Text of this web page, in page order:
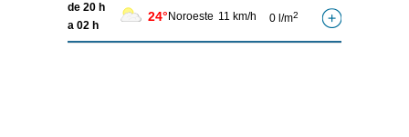
de 20 h
a 02 h
24° Noroeste 11 km/h 0 l/m2